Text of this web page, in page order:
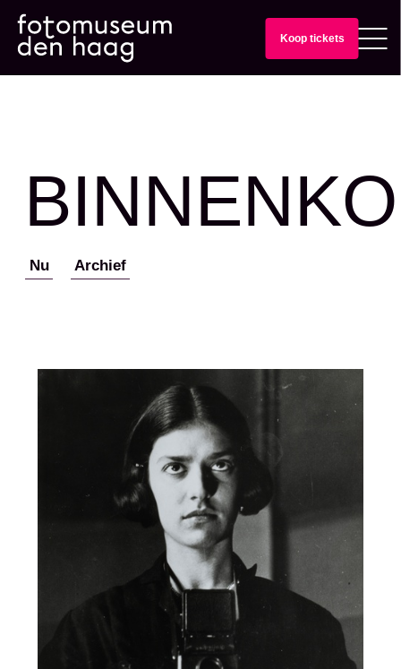
Koop tickets
Nu Archief